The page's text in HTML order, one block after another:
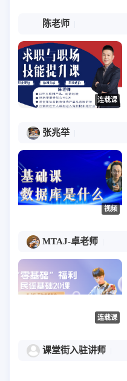
陈老师
连载课
张兆举
视频
MTAJ-卓老师
连载课
课堂街入驻讲师